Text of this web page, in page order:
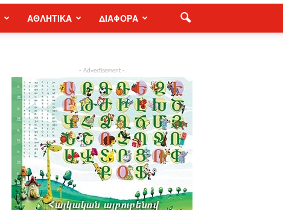
ΑΘΛΗΤΙΚΑ ΔΙΑΦΟΡΑ
- Advertisement -